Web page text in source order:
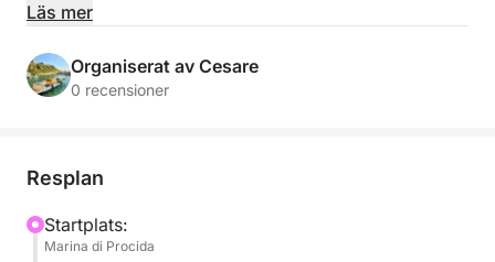
Corricella, en av de charmigaste platserna i
Medelhavet. Upphämtning finns också tillgänglig
Under dagen seglar du längs hela öns kust och
kristallklart vatten. Bland de mest suggestiva
ögonblicken är ett stopp i Chiaiolella hamnområde,
Läs mer
Organiserat av Cesare
0 recensioner
Resplan
Startplats:
Marina di Procida